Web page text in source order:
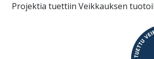
Projektia tuettiin Veikkauksen